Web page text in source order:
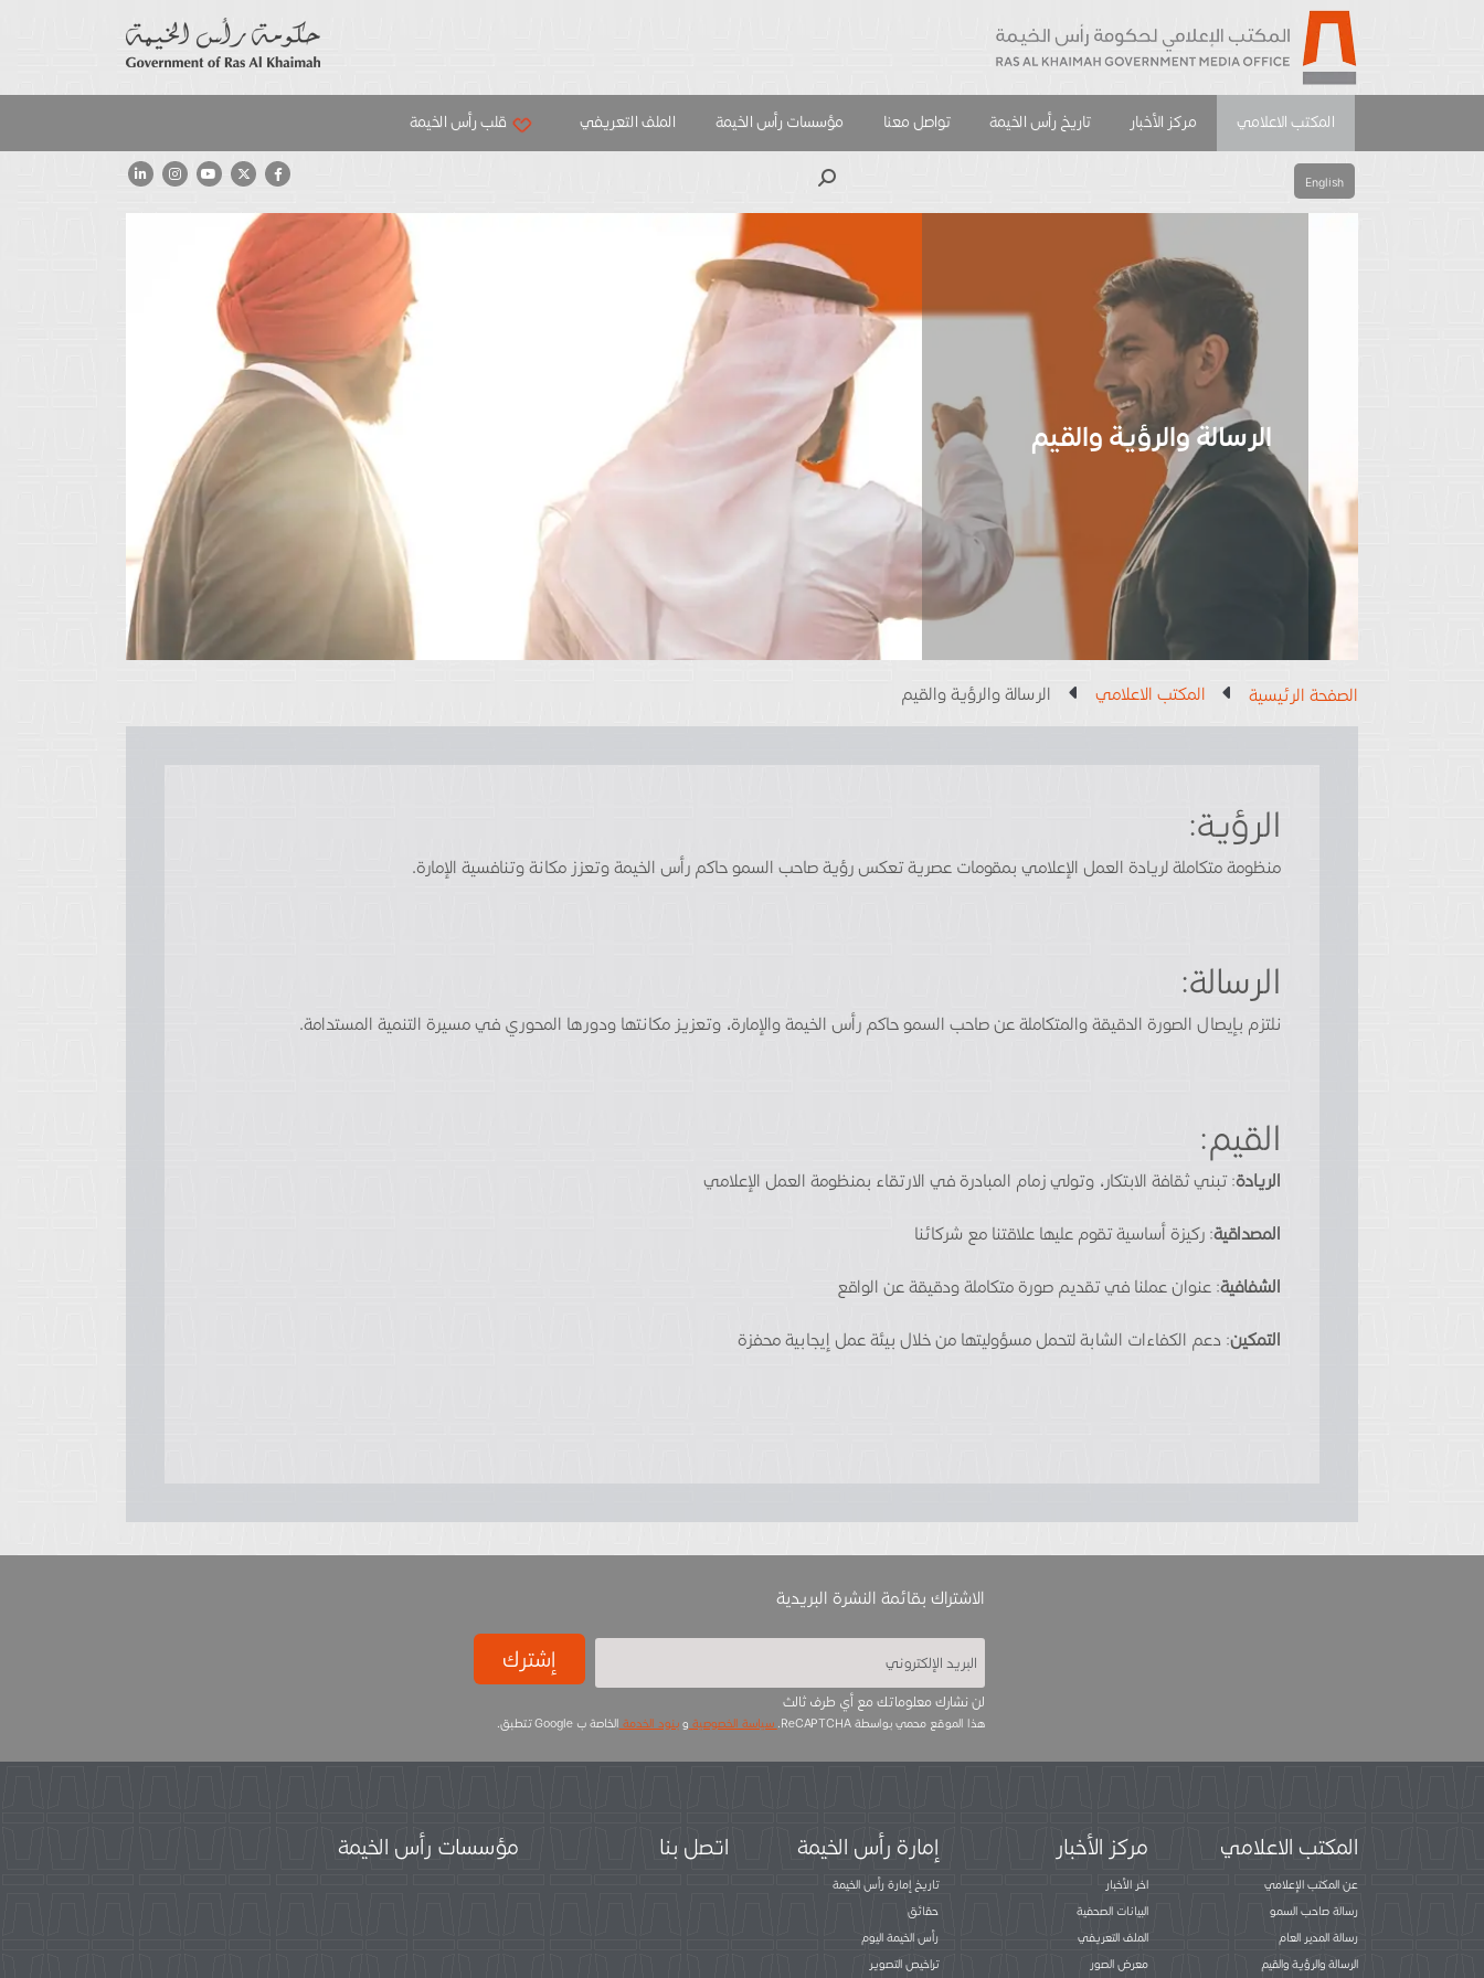
المكتب الاعلامي مركز الأخبار تاريخ رأس الخيمة تواصل معنا مؤسسات رأس الخيمة الملف التعريفي قلب رأس الخيمة
English
الرسالة والرؤية والقيم
الصفحة الرئيسية المكتب الاعلامي الرسالة والرؤية والقيم
الرؤية:
منظومة متكاملة لريادة العمل الإعلامي بمقومات عصرية تعكس رؤية صاحب السمو حاكم رأس الخيمة وتعزز مكانة وتنافسية الإمارة.
الرسالة:
نلتزم بإيصال الصورة الدقيقة والمتكاملة عن صاحب السمو حاكم رأس الخيمة والإمارة، وتعزيز مكانتها ودورها المحوري في مسيرة التنمية المستدامة.
القيم:
الريادة: تبني ثقافة الابتكار، وتولي زمام المبادرة في الارتقاء بمنظومة العمل الإعلامي
المصداقية: ركيزة أساسية تقوم عليها علاقتنا مع شركائنا
الشفافية: عنوان عملنا في تقديم صورة متكاملة ودقيقة عن الواقع
التمكين: دعم الكفاءات الشابة لتحمل مسؤوليتها من خلال بيئة عمل إيجابية محفزة
الاشتراك بقائمة النشرة البريدية
لن نشارك معلوماتك مع أي طرف ثالث
إشترك
هذا الموقع محمي بواسطة ReCAPTCHA. سياسة الخصوصية وبنود الخدمة الخاصة ب Google تتطبق.
المكتب الاعلامي
عن المكتب الإعلامي
رسالة صاحب السمو
رسالة المدير العام
الرسالة والرؤية والقيم
مركز الأخبار
اخر الأخبار
البيانات الصحفية
الملف التعريفي
معرض الصور
إمارة رأس الخيمة
تاريخ إمارة رأس الخيمة
حقائق
رأس الخيمة اليوم
تراخيص التصوير
اتصل بنا مؤسسات رأس الخيمة